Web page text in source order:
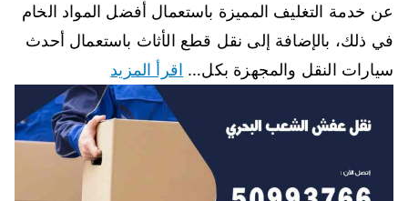
عن خدمة التغليف المميزة باستعمال أفضل المواد الخام
في ذلك، بالإضافة إلى نقل قطع الأثاث باستعمال أحدث
سيارات النقل والمجهزة بكل… اقرأ المزيد